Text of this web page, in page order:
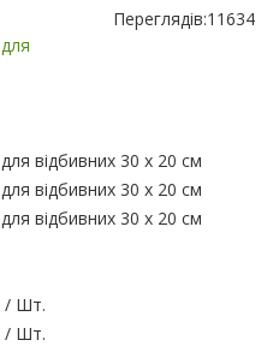
Переглядів:11634
/ Шт.
/ Шт.